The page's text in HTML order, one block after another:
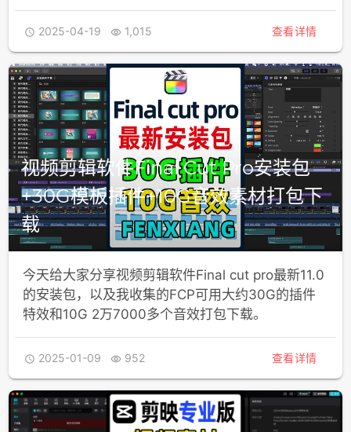
 2025-04-19  1,015 查看详情
视频剪辑软件Final Cut Pro安装包
+30G模板插件+10G音效素材打包下
载
今天给大家分享视频剪辑软件Final cut pro最新11.0
的安装包，以及我收集的FCP可用大约30G的插件
特效和10G 2万7000多个音效打包下载。
 2025-01-09  952 查看详情